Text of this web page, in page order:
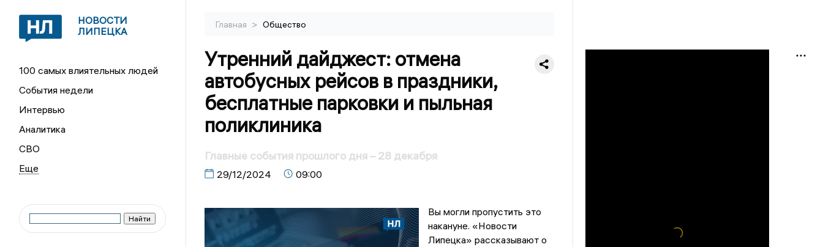
НОВОСТИ
ЛИПЕЦКА
100 самых влиятельных людей
События недели
Интервью
Аналитика
СВО
Главная > Общество
Утренний дайджест: отмена
автобусных рейсов в праздники,
бесплатные парковки и пыльная
поликлиника
Главные события прошлого дня – 28 декабря
29/12/2024 09:00
Вы могли пропустить это
накануне. «Новости
Липецка» рассказывают о